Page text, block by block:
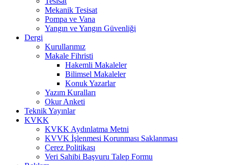
Mekanik Tesisat
Pompa ve Vana
Yangın ve Yangın Güvenliği
Dergi
Kurullarımız
Makale Fihristi
Hakemli Makaleler
Bilimsel Makaleler
Konuk Yazarlar
Yazım Kuralları
Okur Anketi
Teknik Yayınlar
KVKK
KVKK Aydınlatma Metni
KVVK İşlenmesi Korunması Saklanması
Çerez Politikası
Veri Sahibi Başvuru Talep Formu